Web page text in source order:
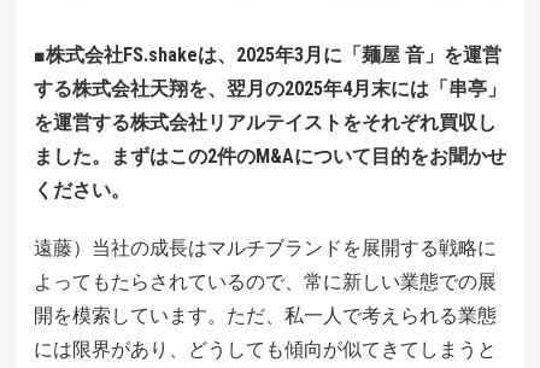
■株式会社FS.shakeは、2025年3月に「麺屋 音」を運営
する株式会社天翔を、翌月の2025年4月末には「串亭」
を運営する株式会社リアルテイストをそれぞれ買収し
ました。まずはこの2件のM&Aについて目的をお聞かせ
ください。
遠藤）当社の成長はマルチブランドを展開する戦略に
よってもたらされているので、常に新しい業態での展
開を模索しています。ただ、私一人で考えられる業態
には限界があり、どうしても傾向が似てきてしまうと